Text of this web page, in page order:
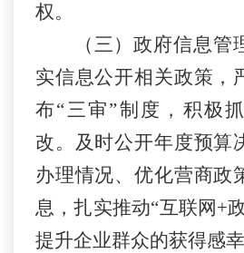
权。
（三）政府信息管
实信息公开相关政策，
布“三审”制度，积极
改。及时公开年度预算
办理情况、优化营商政
息，扎实推动“互联网+
提升企业群众的获得感幸